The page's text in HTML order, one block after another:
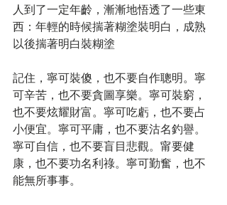
人到了一定年齡，漸漸地悟透了一些東
西：年輕的時候揣著糊塗裝明白，成熟
以後揣著明白裝糊塗
記住，寧可裝傻，也不要自作聰明。寧
可辛苦，也不要貪圖享樂。寧可裝窮，
也不要炫耀財富。寧可吃虧，也不要占
小便宜。寧可平庸，也不要沽名釣譽。
寧可自信，也不要盲目悲觀。甯要健
康，也不要功名利祿。寧可勤奮，也不
能無所事事。